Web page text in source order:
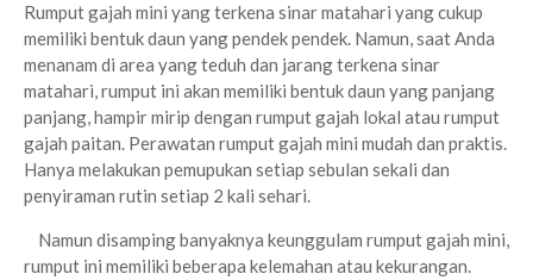
Rumput gajah mini yang terkena sinar matahari yang cukup
memiliki bentuk daun yang pendek pendek. Namun, saat Anda
menanam di area yang teduh dan jarang terkena sinar
matahari, rumput ini akan memiliki bentuk daun yang panjang
panjang, hampir mirip dengan rumput gajah lokal atau rumput
gajah paitan. Perawatan rumput gajah mini mudah dan praktis.
Hanya melakukan pemupukan setiap sebulan sekali dan
penyiraman rutin setiap 2 kali sehari.
Namun disamping banyaknya keunggulam rumput gajah mini,
rumput ini memiliki beberapa kelemahan atau kekurangan.